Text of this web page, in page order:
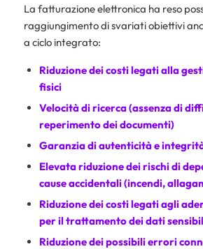
La fatturazione elettronica ha reso
raggiungimento di svariati obiettivi
a ciclo integrato:
Riduzione dei costi legati alla
fisici
Velocità di ricerca (assenza di
reperimento dei documenti)
Garanzia di autenticità e
Elevata riduzione dei rischi di
cause accidentali (incendi,
Riduzione dei costi legati agli
per il trattamento dei dati
Riduzione dei possibili errori